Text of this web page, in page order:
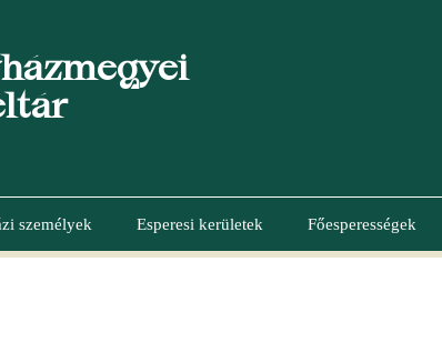
személyek Esperesi kerületek Főesperességek